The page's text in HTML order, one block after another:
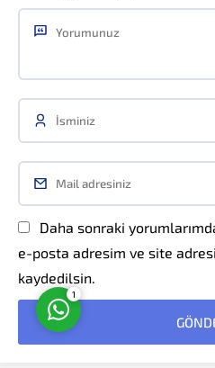
Daha sonraki
e-posta adresim ve site
kaydedilsin.
Müşteri Temsilcisi
Cevap Yaz
1